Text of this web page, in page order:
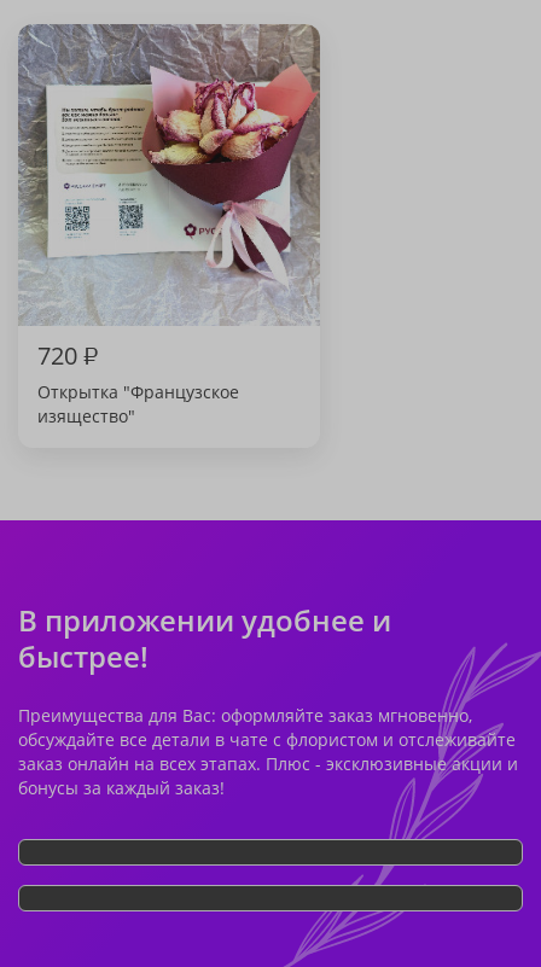
720₽
Открытка "Французское
изящество"
В приложении удобнее и
быстрее!
Преимущества для Вас: оформляйте заказ мгновенно,
обсуждайте все детали в чате с флористом и отслеживайте
заказ онлайн на всех этапах. Плюс - эксклюзивные акции и
бонусы за каждый заказ!